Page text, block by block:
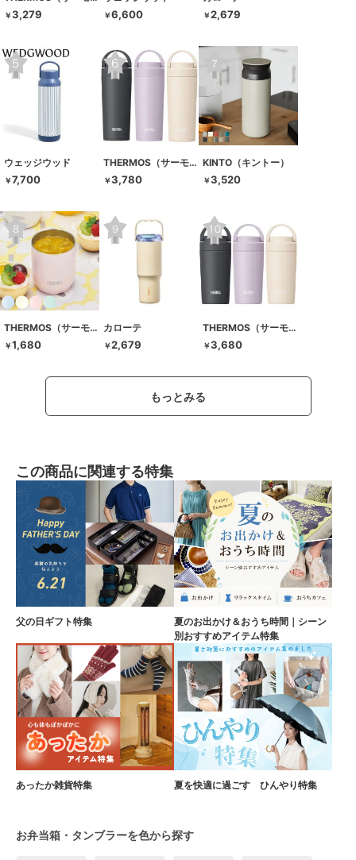
￥3,279 ￥6,600 ￥2,679
ウェッジウッド
￥7,700
THERMOS（サーモス）
￥3,780
KINTO（キントー）
￥3,520
THERMOS（サーモス）
￥1,680
カローテ
￥2,679
THERMOS（サーモス）
￥3,680
もっとみる
この商品に関連する特集
父の日ギフト特集
夏のお出かけ＆おうち時間｜シーン
別おすすめアイテム特集
あったか雑貨特集 夏を快適に過ごす ひんやり特集
お弁当箱・タンブラーを色から探す